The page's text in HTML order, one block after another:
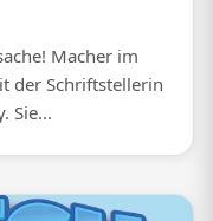
Macher im
der Schriftstellerin
Sie...